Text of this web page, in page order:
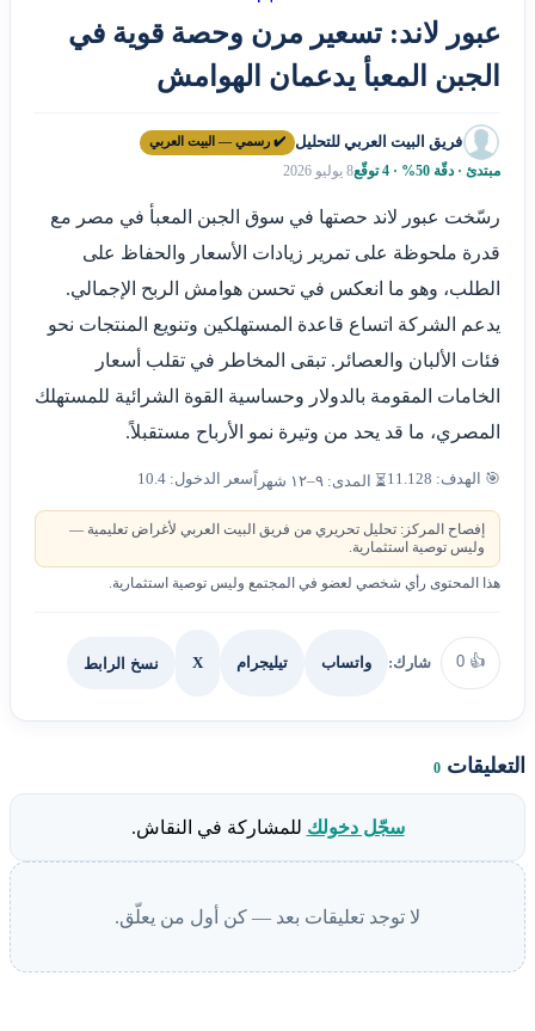
عبور لاند: تسعير مرن وحصة قوية في
الجبن المعبأ يدعمان الهوامش
فريق البيت العربي للتحليل ✔️ رسمي — البيت العربي
مبتدئ · دقّة 50% · 4 توقّع 8 يوليو 2026
رسّخت عبور لاند حصتها في سوق الجبن المعبأ في مصر مع
قدرة ملحوظة على تمرير زيادات الأسعار والحفاظ على
الطلب، وهو ما انعكس في تحسن هوامش الربح الإجمالي.
يدعم الشركة اتساع قاعدة المستهلكين وتنويع المنتجات نحو
فئات الألبان والعصائر. تبقى المخاطر في تقلب أسعار
الخامات المقومة بالدولار وحساسية القوة الشرائية للمستهلك
المصري، ما قد يحد من وتيرة نمو الأرباح مستقبلاً.
🎯 الهدف: 11.128 ⏳ المدى: ٩–١٢ شهراً سعر الدخول: 10.4
إفصاح المركز: تحليل تحريري من فريق البيت العربي لأغراض تعليمية —
وليس توصية استثمارية.
هذا المحتوى رأي شخصي لعضو في المجتمع وليس توصية استثمارية.
👍
0 شارك: واتساب تيليجرام X نسخ الرابط
التعليقات 0
سجّل دخولك للمشاركة في النقاش.
لا توجد تعليقات بعد — كن أول من يعلّق.